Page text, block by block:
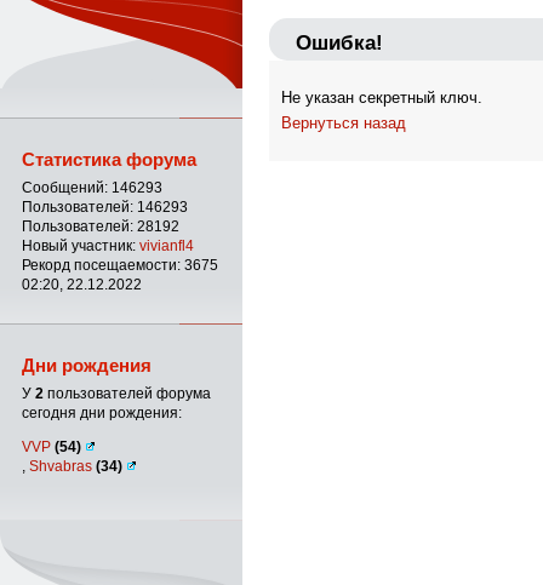
Ошибка!
Не указан секретный ключ.
Вернуться назад
Статистика форума
Сообщений: 146293
Пользователей: 146293
Пользователей: 28192
Новый участник: vivianfl4
Рекорд посещаемости: 3675
02:20, 22.12.2022
Дни рождения
У 2 пользователей форума
сегодня дни рождения:
VVP (54)
Shvabras (34)